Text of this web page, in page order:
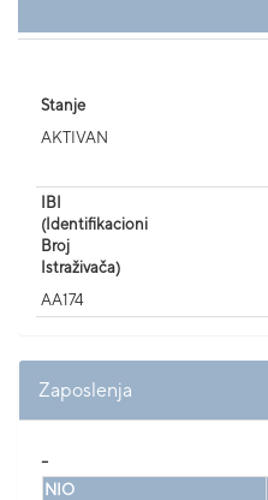
Stanje
AKTIVAN
IBI
(Identifikacioni
Broj
Istraživača)
AA174
Zaposlenja
NIO